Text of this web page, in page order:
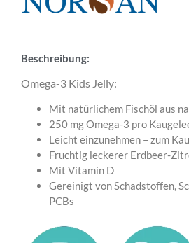
Beschreibung:
Omega-3 Kids Jelly:
Mit natürlichem Fischöl aus
250 mg Omega-3 pro
Leicht einzunehmen – zum
Fruchtig leckerer Erdbeer-
Mit Vitamin D
Gereinigt von Schadstoffen,
PCBs